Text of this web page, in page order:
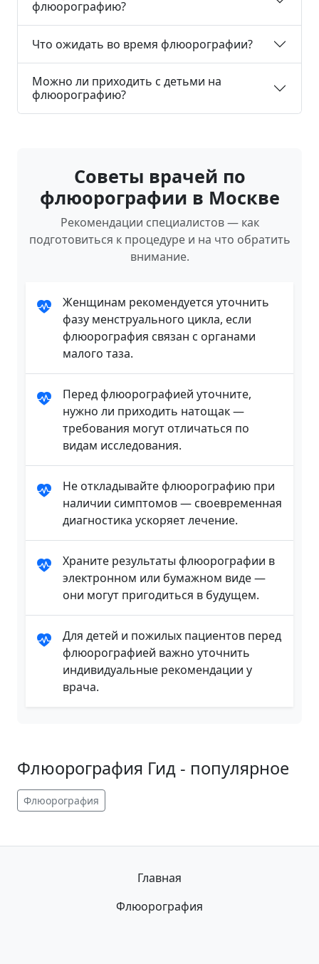
флюорографию?
Что ожидать во время флюорографии?
Можно ли приходить с детьми на
флюорографию?
Советы врачей по
флюорографии в Москве
Рекомендации специалистов — как
подготовиться к процедуре и на что обратить
внимание.
Женщинам рекомендуется уточнить
фазу менструального цикла, если
флюорография связан с органами
малого таза.
Перед флюорографией уточните,
нужно ли приходить натощак —
требования могут отличаться по
видам исследования.
Не откладывайте флюорографию при
наличии симптомов — своевременная
диагностика ускоряет лечение.
Храните результаты флюорографии в
электронном или бумажном виде —
они могут пригодиться в будущем.
Для детей и пожилых пациентов перед
флюорографией важно уточнить
индивидуальные рекомендации у
врача.
Флюорография Гид - популярное
Флюорография
Главная
Флюорография